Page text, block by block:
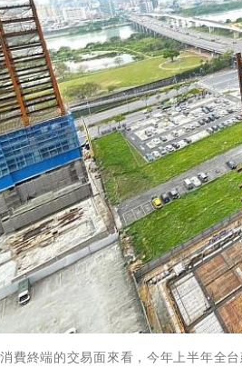
費終端的交易面來看，今年上半年全